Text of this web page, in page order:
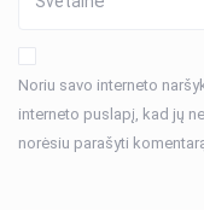
Noriu savo interneto
interneto puslapį, kad jų
norėsiu parašyti